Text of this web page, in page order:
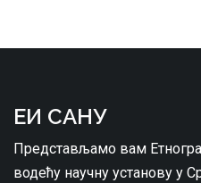
ЕИ САНУ
Представљамо вам
водећу научну установу у